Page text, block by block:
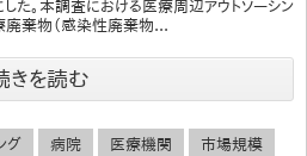
た。本調査における医療周辺アウトソーシン
廃棄物（感染性廃棄物...
きを読む
グ 病院 医療機関 市場規模